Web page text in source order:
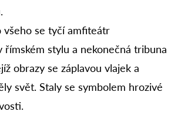
se tyčí amfiteátr
římském stylu a nekonečná tribuna
obrazy se záplavou vlajek a
svět. Staly se symbolem hrozivé